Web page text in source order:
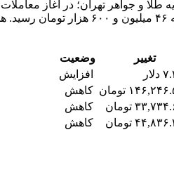
تغییر
وضعیت
افزایش
کاهش
کاهش
کاهش